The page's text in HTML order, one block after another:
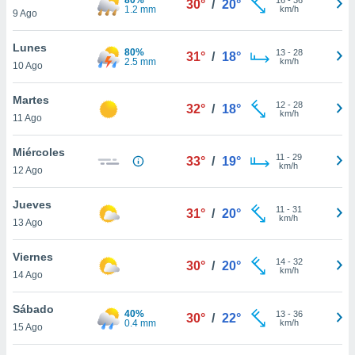
más
nuestra
y
de
disponible
cookies
aceptar
9 Ago
1.2 mm
30° / 20°
km/h
Lunes
10 Ago
80%
2.5 mm
31° / 18° 13- 28
km/h
Martes
11 Ago
32° / 18° 12- 28
km/h
Miércoles
12 Ago
33° / 19° 11 - 29
km/h
Jueves
13 Ago
31° / 20° 11 - 31
km/h
Viernes
14 Ago
30° / 20° 14- 32
km/h
Sábado
15 Ago
40%
0.4 mm
30° / 22° 13- 36
km/h